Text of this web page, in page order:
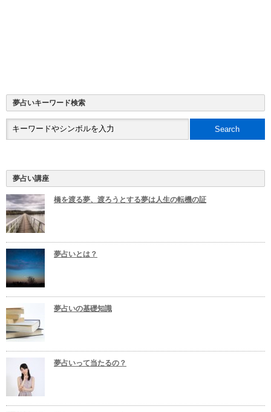
夢占いキーワード検索
夢占い講座
橋を渡る夢、渡ろうとする夢は人生の転機の証
夢占いとは？
夢占いの基礎知識
夢占いって当たるの？